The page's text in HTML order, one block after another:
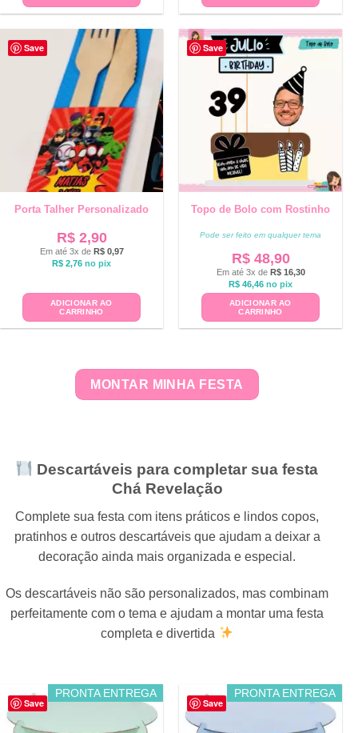
Save
Porta Talher Personalizado
R$2,90
Em até 3x de R$0,97
R$ 2,76 no pix
ADICIONAR AO
CARRINHO
Save
Topo de Bolo com Rostinho
Pode ser feito em qualquer tema
R$48,90
Em até 3x de R$16,30
R$ 46,46 no pix
ADICIONAR AO
CARRINHO
MONTAR MINHA FESTA
Descartáveis para completar sua festa
Chá Revelação
Complete sua festa com itens práticos e lindos copos,
pratinhos e outros descartáveis que ajudam a deixar a
decoração ainda mais organizada e especial.
Os descartáveis não são personalizados, mas combinam
perfeitamente com o tema e ajudam a montar uma festa
completa e divertida
Save
PRONTA ENTREGA
Save
PRONTA ENTREGA